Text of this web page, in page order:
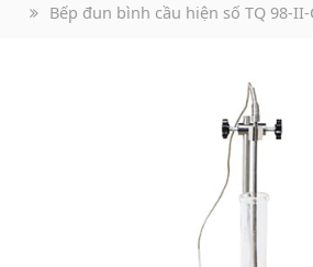
Bếp đun bình cầu hiện số TQ 98-II-